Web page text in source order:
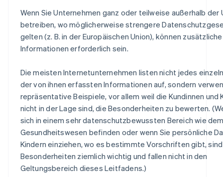
Wenn Sie Unternehmen ganz oder teilweise außerhalb der
betreiben, wo möglicherweise strengere
gelten (z. B. in der Europäischen Union), können zusätzliche
Informationen erforderlich sein.
Die meisten Internetunternehmen listen nicht jedes
der von ihnen erfassten Informationen auf, sondern
repräsentative Beispiele, vor allem weil die Kundinnen und
nicht in der Lage sind, die Besonderheiten zu bewerten.
sich in einem sehr datenschutzbewussten Bereich wie
Gesundheitswesen befinden oder wenn Sie persönliche
Kindern einziehen, wo es bestimmte Vorschriften gibt,
Besonderheiten ziemlich wichtig und fallen nicht in den
Geltungsbereich dieses Leitfadens.)